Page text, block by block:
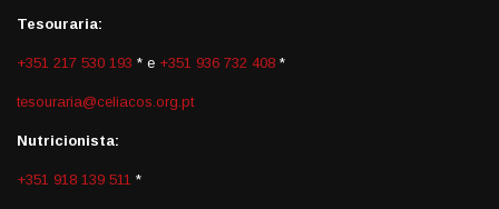
Tesouraria:
+351 217 530 193 * e +351 936 732 408 *
tesouraria@celiacos.org.pt
Nutricionista:
+351 918 139 511 *